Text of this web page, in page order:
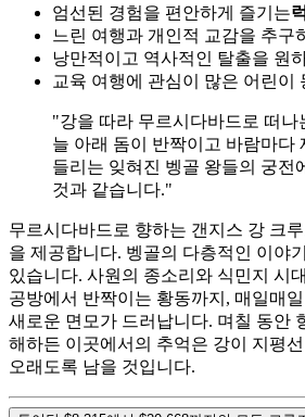
엄선된 경험을 편안하게 즐기는
느린 여행과 개인적 교감을 추구
낭만적이고 역사적인 탈출을 원
교육 여행에 관심이 많은 어린이
"강을 따라 무르시다바드로 떠나
늘 아래 돔이 반짝이고 바람마다
들리는 잊혀진 벵골 왕들의 궁전
것과 같습니다."
무르시다바드로 향하는 갠지스 강 크
을 제공합니다. 벵골의 다층적인 이야
있습니다. 사원의 종소리와 식민지 시
공방에서 반짝이는 황동까지, 매일매
새로운 면모가 드러납니다. 며칠 동안
해하든 이곳에서의 추억은 강이 지평
오래도록 남을 것입니다.